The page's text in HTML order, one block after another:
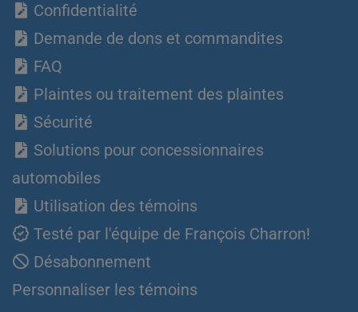
Confidentialité
Demande de dons et commandites
FAQ
Plaintes ou traitement des plaintes
Sécurité
Solutions pour concessionnaires
automobiles
Utilisation des témoins
Testé par l'équipe de François Charron!
Désabonnement
Personnaliser les témoins